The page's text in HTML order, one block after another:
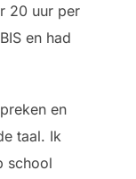
20 uur per
en had
en
taal. Ik
school